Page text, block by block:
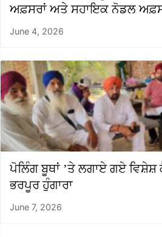
ਅਫ਼ਸਰਾਂ ਅਤੇ ਸਹਾਇਕ ਨੋਡਲ
June 4, 2026
ਪੋਲਿੰਗ ਬੂਥਾਂ ’ਤੇ ਲਗਾਏ ਗਏ ਵਿਸ਼ੇਸ਼
ਭਰਪੂਰ ਹੁੰਗਾਰਾ
June 7, 2026